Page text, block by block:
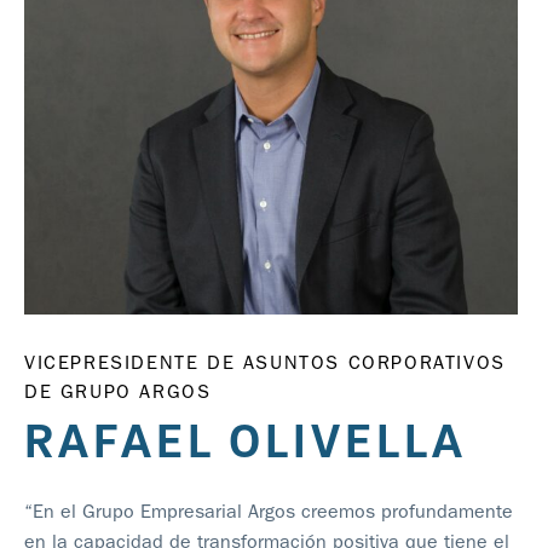
VICEPRESIDENTE DE ASUNTOS CORPORATIVOS
DE GRUPO ARGOS
RAFAEL OLIVELLA
“En el Grupo Empresarial Argos creemos profundamente